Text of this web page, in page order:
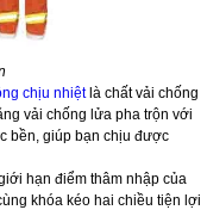
chịu nhiệtlà chất vải chống
vải chống lửa pha trộn với
bền, giúp bạn chịu được
hạn điểm thâm nhập của
khóa kéo hai chiều tiện lợi